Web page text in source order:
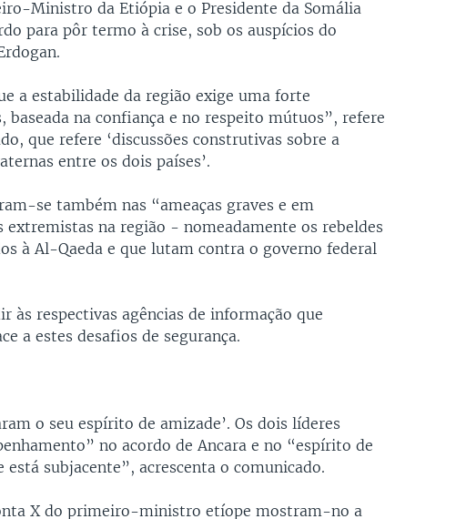
Ministro da Etiópia e o Presidente da Somália
para pôr termo à crise, sob os auspícios do
a estabilidade da região exige uma forte
baseada na confiança e no respeito mútuos”, refere
que refere ‘discussões construtivas sobre a
entre os dois países’.
se também nas “ameaças graves e em
extremistas na região - nomeadamente os rebeldes
à Al-Qaeda e que lutam contra o governo federal
às respectivas agências de informação que
a estes desafios de segurança.
o seu espírito de amizade’. Os dois líderes
no acordo de Ancara e no “espírito de
subjacente”, acrescenta o comunicado.
X do primeiro-ministro etíope mostram-no a